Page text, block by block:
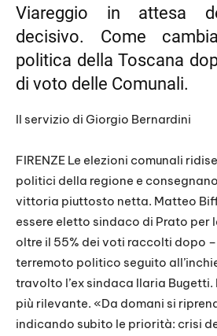
Viareggio in attesa
decisivo. Come
politica della Toscana
di voto delle Comunali.
Il servizio di Giorgio Bernardini
FIRENZE Le elezioni comunali
politici della regione e
vittoria piuttosto netta. Matteo
essere eletto sindaco di Prato per
oltre il 55% dei voti raccolti dopo
terremoto politico seguito
travolto l’ex sindaca Ilaria Bugetti.
più rilevante. «Da domani si
indicando subito le priorità: crisi